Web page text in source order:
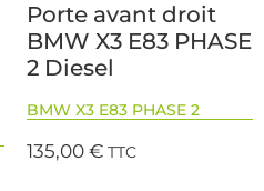
Porte avant droit
BMW X3 E83 PHASE
2 Diesel
BMW X3 E83 PHASE 2
135,00€ TTC